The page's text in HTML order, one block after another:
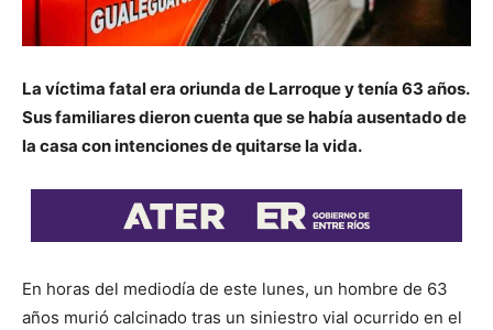
La víctima fatal era oriunda de Larroque y tenía 63 años.
Sus familiares dieron cuenta que se había ausentado de
la casa con intenciones de quitarse la vida.
En horas del mediodía de este lunes, un hombre de 63
años murió calcinado tras un siniestro vial ocurrido en el